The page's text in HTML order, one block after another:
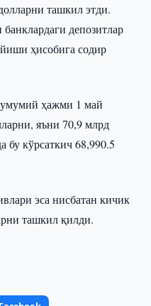
ташкил этди.
депозитлар
ҳисобига содир
умумий ҳажми 1 май
яъни 70,9 млрд
бу кўрсаткич 68,990.5
эса нисбатан кичик
ташкил қилди.